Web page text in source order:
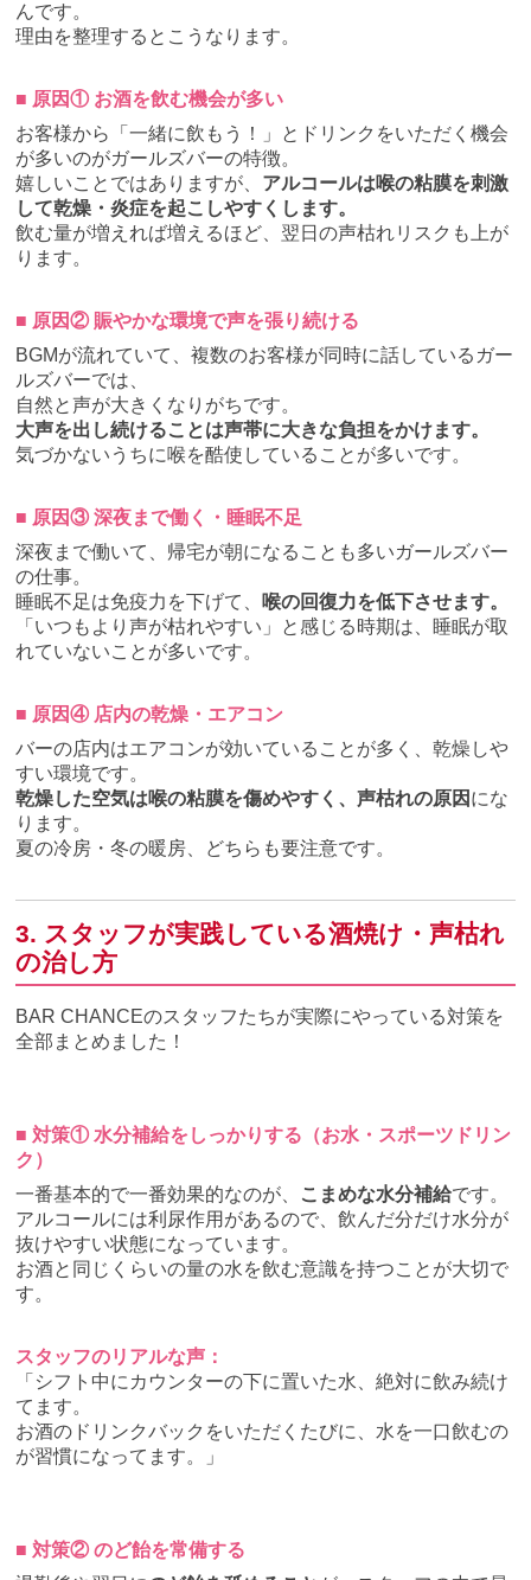
んです。
理由を整理するとこうなります。
■ 原因① お酒を飲む機会が多い
お客様から「一緒に飲もう！」とドリンクをいただく機会
が多いのがガールズバーの特徴。
嬉しいことではありますが、 アルコールは喉の粘膜を刺激
して乾燥・炎症を起こしやすくします。
飲む量が増えれば増えるほど、翌日の声枯れリスクも上が
ります。
■ 原因② 賑やかな環境で声を張り続ける
BGMが流れていて、複数のお客様が同時に話しているガー
ルズバーでは、
自然と声が大きくなりがちです。
大声を出し続けることは声帯に大きな負担をかけます。
気づかないうちに喉を酷使していることが多いです。
■ 原因③ 深夜まで働く・睡眠不足
深夜まで働いて、帰宅が朝になることも多いガールズバー
の仕事。
睡眠不足は免疫力を下げて、 喉の回復力を低下させます。
「いつもより声が枯れやすい」と感じる時期は、睡眠が取
れていないことが多いです。
■ 原因④ 店内の乾燥・エアコン
バーの店内はエアコンが効いていることが多く、乾燥しや
すい環境です。
乾燥した空気は喉の粘膜を傷めやすく、声枯れの原因 にな
ります。
夏の冷房・冬の暖房、どちらも要注意です。
3. スタッフが実践している酒焼け・声枯れ
の治し方
BAR CHANCEのスタッフたちが実際にやっている対策を
全部まとめました！
■ 対策① 水分補給をしっかりする（お水・スポーツドリン
ク）
一番基本的で一番効果的なのが、 こまめな水分補給です。
アルコールには利尿作用があるので、飲んだ分だけ水分が
抜けやすい状態になっています。
お酒と同じくらいの量の水を飲む意識を持つことが大切で
す。
スタッフのリアルな声：
「シフト中にカウンターの下に置いた水、絶対に飲み続け
てます。
お酒のドリンクバックをいただくたびに、水を一口飲むの
が習慣になってます。」
■ 対策② のど飴を常備する